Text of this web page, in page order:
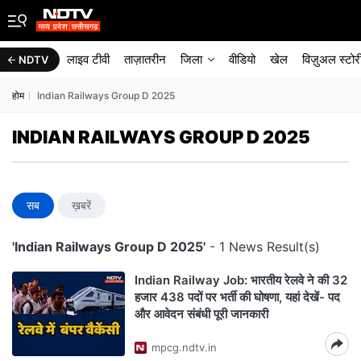
NDTV लाइव टीवी ताज़ातरीन जिला वीडियो खेल विज़ुअल
होम Indian Railways Group D 2025
INDIAN RAILWAYS GROUP D 2025
सब ख़बरें
'Indian Railways Group D 2025' - 1 News Result(s)
Indian Railway Job: भारतीय रेलवे ने की 32
हजार 438 पदों पर भर्ती की घोषणा, यहां देखें- पद
और आवेदन संबंधी पूरी जानकारी
mpcg.ndtv.in